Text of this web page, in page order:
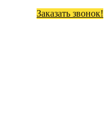
Заказать звонок!